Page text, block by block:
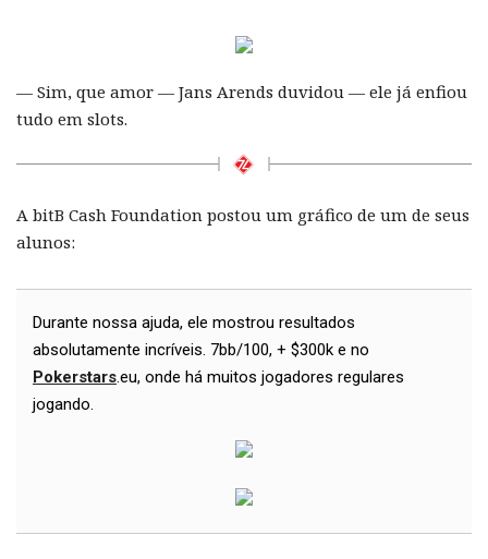
— Sim, que amor — Jans Arends duvidou — ele já enfiou
tudo em slots.
A bitB Cash Foundation postou um gráfico de um de seus
alunos:
Durante nossa ajuda, ele mostrou resultados
absolutamente incríveis. 7bb/100, + $300k e no
Pokerstars.eu, onde há muitos jogadores regulares
jogando.